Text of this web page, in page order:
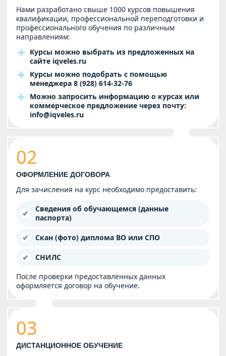
Нами разработано свыше 1000 курсов повышения
квалификации, профессиональной переподготовки и
профессионального обучения по различным
направлениям:
Курсы можно выбрать из предложенных на
сайте iqveles.ru
Курсы можно подобрать с помощью
менеджера 8 (928) 614-32-76
Можно запросить информацию о курсах или
коммерческое предложение через почту:
info@iqveles.ru
02
ОФОРМЛЕНИЕ ДОГОВОРА
Для зачисления на курс необходимо предоставить:
Сведения об обучающемся (данные
паспорта)
Скан (фото) диплома ВО или СПО
СНИЛС
После проверки предоставленных данных
оформляется договор на обучение.
03
ДИСТАНЦИОННОЕ ОБУЧЕНИЕ